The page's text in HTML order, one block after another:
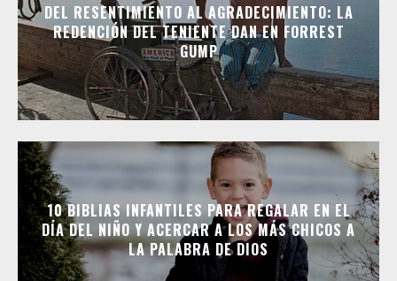
DEL RESENTIMIENTO AL AGRADECIMIENTO: LA
REDENCIÓN DEL TENIENTE DAN EN FORREST
GUMP
10 BIBLIAS INFANTILES PARA REGALAR EN EL
DÍA DEL NIÑO Y ACERCAR A LOS MÁS CHICOS A
LA PALABRA DE DIOS